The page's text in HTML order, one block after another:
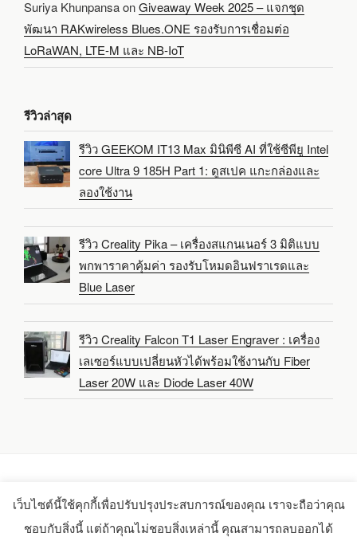
Suriya KhunpansaonGiveaway Week 2025 – แจกชุด
พัฒนา RAKwireless Blues.ONE รองรับการเชื่อมต่อ
LoRaWAN, LTE-M และ NB-IoT
รีวิวล่าสุด
รีวิว GEEKOM IT13 Max มินิพีซี AI ที่ใช้ซีพียู Intel
core Ultra 9 185H Part 1: ดูสเปค แกะกล่องและ
ลองใช้งาน
รีวิว Creality Pika – เครื่องสแกนเนอร์ 3 มิติแบบ
พกพาราคาคุ้มค่า รองรับโหมดอินฟราเรดและ
Blue Laser
รีวิว Creality Falcon T1 Laser Engraver : เครื่อง
เลเซอร์แบบเปลี่ยนหัวได้พร้อมใช้งานกับ Fiber
Laser 20W และ Diode Laser 40W
Copyright 2021-2025 -CNX Software Limited
เว็บไซต์นี้ใช้คุกกี้เพื่อปรับปรุงประสบการณ์ของคุณ เราจะถือว่าคุณ
ชอบกับสิ่งนี้ แต่ถ้าคุณไม่ชอบสิ่งเหล่านี้ คุณสามารถลบออกได้